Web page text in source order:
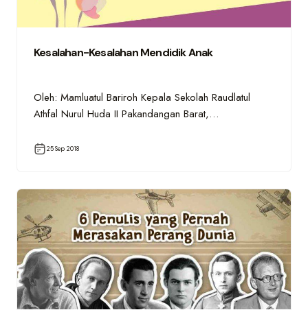
Kesalahan-Kesalahan Mendidik Anak
Oleh: Mamluatul Bariroh Kepala Sekolah Raudlatul
Athfal Nurul Huda II Pakandangan Barat,…
25 Sep 2018